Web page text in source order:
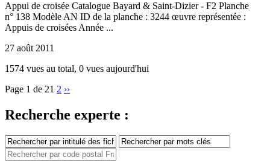
Appui de croisée Catalogue Bayard & Saint-Dizier - F2 Planche
n° 138 Modèle AN ID de la planche : 3244 œuvre représentée :
Appuis de croisées Année ...
27 août 2011
1574 vues au total, 0 vues aujourd'hui
Page 1 de 21 2 ››
Recherche experte :